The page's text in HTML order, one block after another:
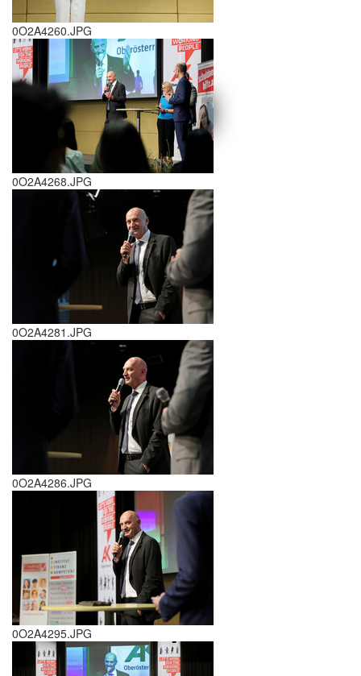
schließen X
<< >>
0O2A4260.JPG
0O2A4268.JPG
0O2A4281.JPG
0O2A4286.JPG
0O2A4295.JPG